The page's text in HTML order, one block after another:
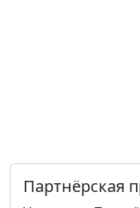
Партнёрская